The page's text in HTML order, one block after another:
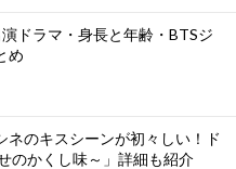
ドラマ・身長と年齢・BTSジ
め
ネのキスシーンが初々しい！ド
のかくし味～」詳細も紹介